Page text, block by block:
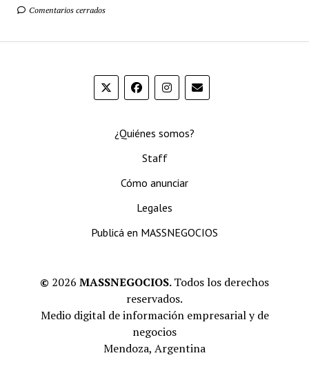
Comentarios cerrados
¿Quiénes somos?
Staff
Cómo anunciar
Legales
Publicá en MASSNEGOCIOS
© 2026 MASSNEGOCIOS.Todos los derechos
reservados.
Medio digital de información empresarial y de
negocios
Mendoza, Argentina